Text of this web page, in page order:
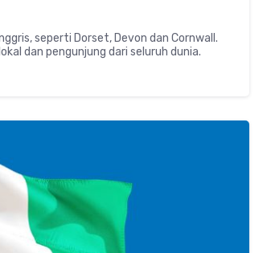
seperti Dorset, Devon dan Cornwall.
dan pengunjung dari seluruh dunia.